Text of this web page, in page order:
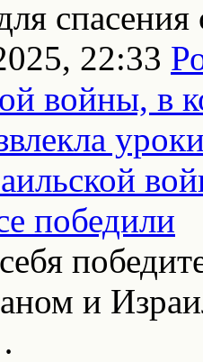
спасения
22:33
войны, в
и